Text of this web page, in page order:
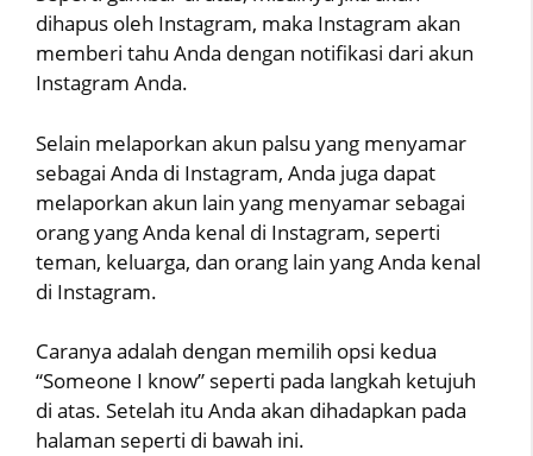
dihapus oleh Instagram, maka Instagram akan
memberi tahu Anda dengan notifikasi dari akun
Instagram Anda.
Selain melaporkan akun palsu yang menyamar
sebagai Anda di Instagram, Anda juga dapat
melaporkan akun lain yang menyamar sebagai
orang yang Anda kenal di Instagram, seperti
teman, keluarga, dan orang lain yang Anda kenal
di Instagram.
Caranya adalah dengan memilih opsi kedua
“Someone I know” seperti pada langkah ketujuh
di atas. Setelah itu Anda akan dihadapkan pada
halaman seperti di bawah ini.